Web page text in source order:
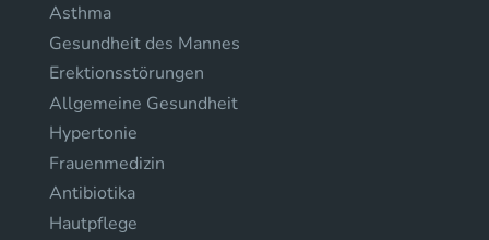
Asthma
Gesundheit des Mannes
Erektionsstörungen
Allgemeine Gesundheit
Hypertonie
Frauenmedizin
Antibiotika
Hautpflege